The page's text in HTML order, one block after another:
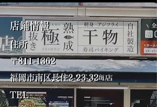
店鋪情報​
​住所
〒811‐1362
福岡市南区長住2-23-32
TEL
店鋪情報​
​住所
〒811‐1362
福岡市南区長住2-23-32
TEL